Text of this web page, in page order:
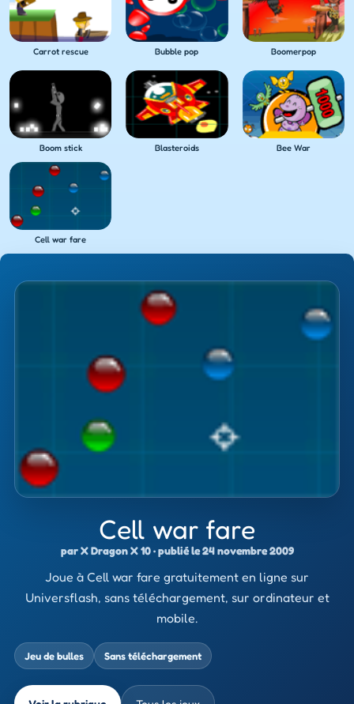
Cell war fare
par X Dragon X 10 · publié le 24 novembre 2009
Joue à Cell war fare gratuitement en ligne sur
Universflash, sans téléchargement, sur ordinateur et
mobile.
Jeu de bulles Sans téléchargement
Carrot rescue Bubble pop Boomerpop
Boom stick Blasteroids Bee War
Cell war fare